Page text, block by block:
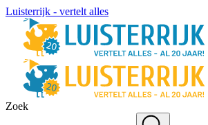
Luisterrijk - vertelt alles
Zoek